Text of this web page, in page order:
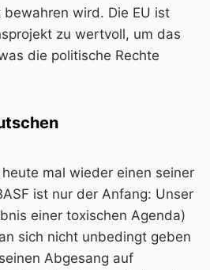
wird. Die EU ist
zu wertvoll, um das
die politische Rechte
mal wieder einen seiner
ist nur der Anfang: Unser
einer toxischen Agenda)
sich nicht unbedingt geben
Abgesang auf